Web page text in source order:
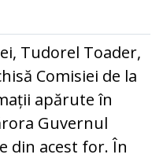
Tudorel Toader,
Comisiei de la
apărute în
Guvernul
din acest for. În